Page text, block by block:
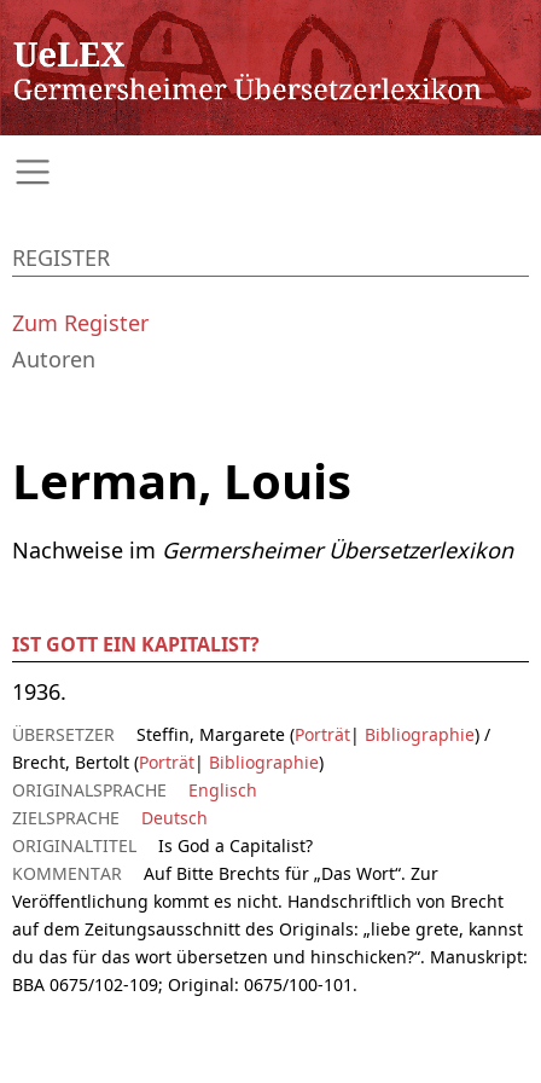
Lerman, Louis
Nachweise im Germersheimer Übersetzerlexikon
IST GOTT EIN KAPITALIST?
1936.
ÜBERSETZER Steffin, Margarete (Porträt| Bibliographie) /
Brecht, Bertolt (Porträt| Bibliographie)
ORIGINALSPRACHE
Englisch
ZIELSPRACHE
Deutsch
ORIGINALTITEL
Is God a Capitalist?
KOMMENTAR
Auf Bitte Brechts für „Das Wort“. Zur
Veröffentlichung kommt es nicht. Handschriftlich von Brecht
auf dem Zeitungsausschnitt des Originals: „liebe grete, kannst
du das für das wort übersetzen und hinschicken?“. Manuskript:
BBA 0675/102-109; Original: 0675/100-101.
REGISTER
Zum Register
Autoren